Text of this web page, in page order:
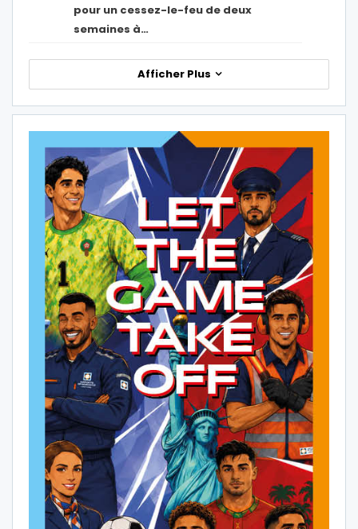
pour un cessez-le-feu de deux
semaines à…
Afficher Plus